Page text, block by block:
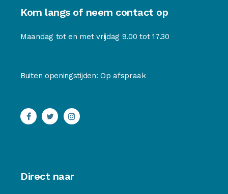
Kom langs of neem contact op
Maandag tot en met vrijdag 9.00 tot 17.30
Buiten openingstijden: Op afspraak
Direct naar